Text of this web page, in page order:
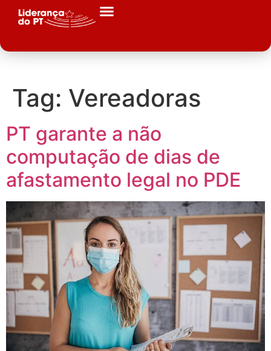
Tag: Vereadoras
PT garante a não
computação de dias de
afastamento legal no PDE